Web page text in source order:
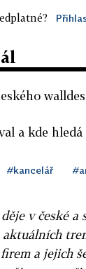
a kde
#kancelář
v české a
aktuálních
a jejich